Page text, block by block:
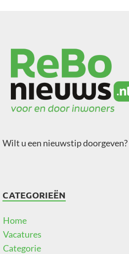
Wilt u een nieuwstip doorgeven?
CATEGORIEËN
Home
Vacatures
Categorie